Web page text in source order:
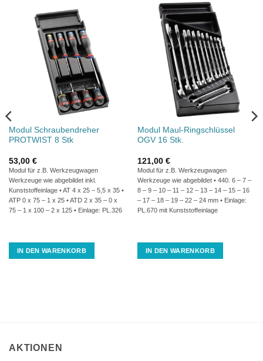
Modul Schraubendreher
PROTWIST 8 Stk
53,00 €
Modul für z.B. Werkzeugwagen
Werkzeuge wie abgebildet inkl.
Kunststoffeinlage • AT 4 x 25 – 5,5 x 35 •
ATP 0 x 75 – 1 x 25 • ATD 2 x 35 – 0 x
75 – 1 x 100 – 2 x 125 • Einlage: PL.326
IN DEN WARENKORB
Modul Maul-Ringschlüssel
OGV 16 Stk.
121,00 €
Modul für z.B. Werkzeugwagen
Werkzeuge wie abgebildet • 440. 6 – 7 –
8 – 9 – 10 – 11 – 12 – 13 – 14 – 15 – 16
– 17 – 18 – 19 – 22 – 24 mm • Einlage:
PL.670 mit Kunststoffeinlage
IN DEN WARENKORB
AKTIONEN